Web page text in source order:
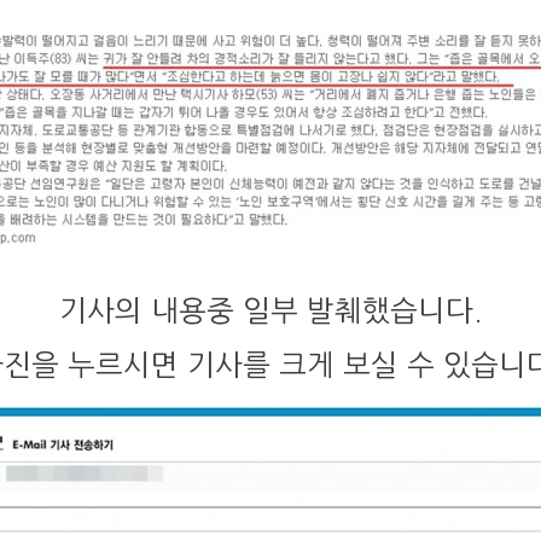
기사의 내용중 일부 발췌했습니다.
을 누르시면 기사를 크게 보실 수 있습니